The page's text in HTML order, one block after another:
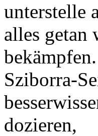
unterstelle
alles getan
Sziborra-
dozieren,